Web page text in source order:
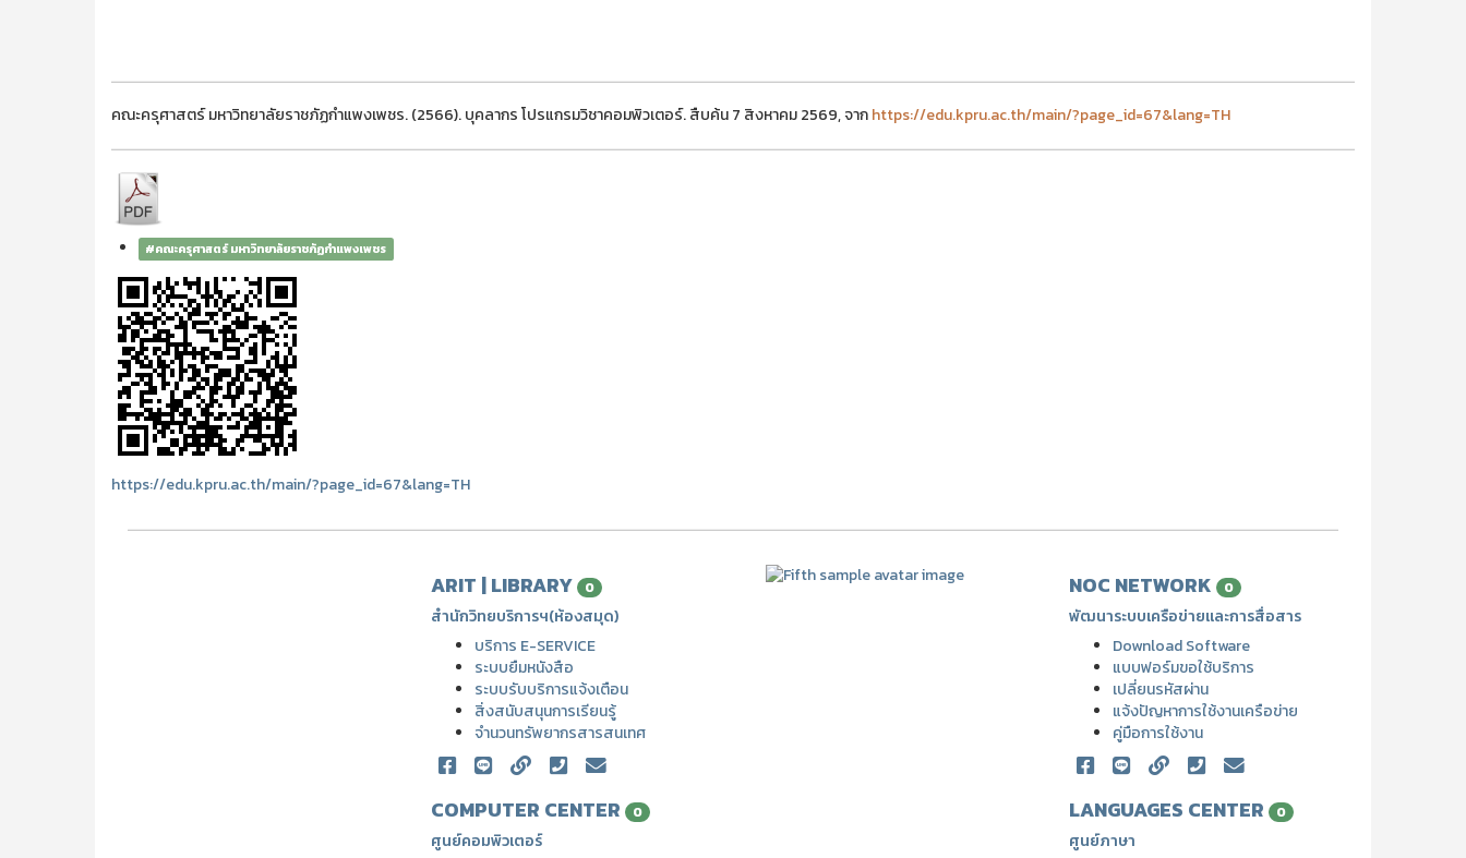
คณะครุศาสตร์ มหาวิทยาลัยราชภัฏกำแพงเพชร. (2566). บุคลากร โปรแกรมวิชาคอมพิวเตอร์. สืบค้น 7 สิงหาคม 2569, จากhttps://edu.kpru.ac.th/main/?page_id=67&lang=TH
#คณะครุศาสตร์ มหาวิทยาลัยราชภัฏกำแพงเพชร
https://edu.kpru.ac.th/main/?page_id=67&lang=TH
ARIT | LIBRARY 0
สำนักวิทยบริการฯ(ห้องสมุด)
บริการ E-SERVICE
ระบบยืมหนังสือ
ระบบรับบริการแจ้งเตือน
สิ่งสนับสนุนการเรียนรู้
จำนวนทรัพยากรสารสนเทศ
NOC NETWORK 0
พัฒนาระบบเครือข่ายและการสื่อสาร
Download Software
แบบฟอร์มขอใช้บริการ
เปลี่ยนรหัสผ่าน
แจ้งปัญหาการใช้งานเครือข่าย
คู่มือการใช้งาน
COMPUTER CENTER 0
ศูนย์คอมพิวเตอร์
LANGUAGES CENTER 0
ศูนย์ภาษา